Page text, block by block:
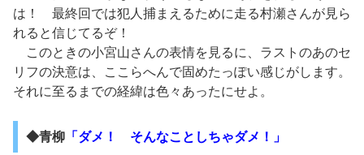
は！ 最終回では犯人捕まえるために走る村瀬さんが見ら
れると信じてるぞ！
このときの小宮山さんの表情を見るに、ラストのあのセ
リフの決意は、ここらへんで固めたっぽい感じがします。
それに至るまでの経緯は色々あったにせよ。
◆青柳「ダメ！ そんなことしちゃダメ！」